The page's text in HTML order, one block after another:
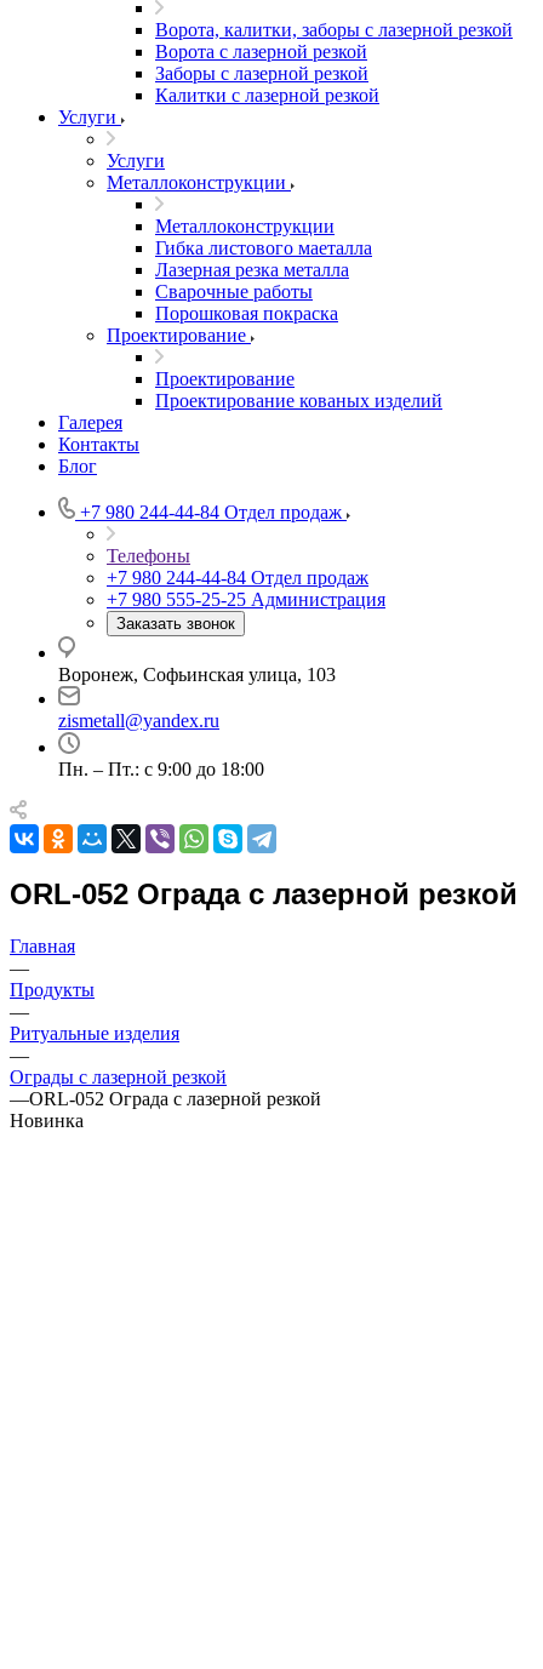
Ворота, калитки, заборы с лазерной резкой
Ворота с лазерной резкой
Заборы с лазерной резкой
Калитки с лазерной резкой
Услуги
Услуги
Металлоконструкции
Металлоконструкции
Гибка листового маеталла
Лазерная резка металла
Сварочные работы
Порошковая покраска
Проектирование
Проектирование
Проектирование кованых изделий
Галерея
Контакты
Блог
+7 980 244-44-84 Отдел продаж
Телефоны
+7 980 244-44-84 Отдел продаж
+7 980 555-25-25 Администрация
Заказать звонок
Воронеж, Софьинская улица, 103
zismetall@yandex.ru
Пн. – Пт.: с 9:00 до 18:00
ORL-052 Ограда с лазерной резкой
Главная
—
Продукты
—
Ритуальные изделия
—
Ограды с лазерной резкой
—ORL-052 Ограда с лазерной резкой
Новинка